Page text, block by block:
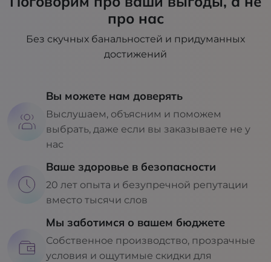
про нас
Без скучных банальностей и придуманных
достижений
Вы можете нам доверять
Выслушаем, объясним и поможем
выбрать, даже если вы заказываете не у
нас
Ваше здоровье в безопасности
20 лет опыта и безупречной репутации
вместо тысячи слов
Мы заботимся о вашем бюджете
Собственное производство, прозрачные
условия и ощутимые скидки для